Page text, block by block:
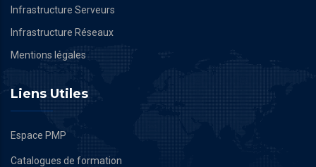
Infrastructure Serveurs
Infrastructure Réseaux
Mentions légales
Liens Utiles
Espace PMP
Catalogues de formation